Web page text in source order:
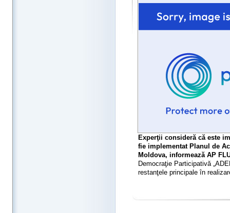
Experţii consideră că este
fie implementat Planul de
Moldova, informează AP
Democraţie Participativă
restanţele principale în